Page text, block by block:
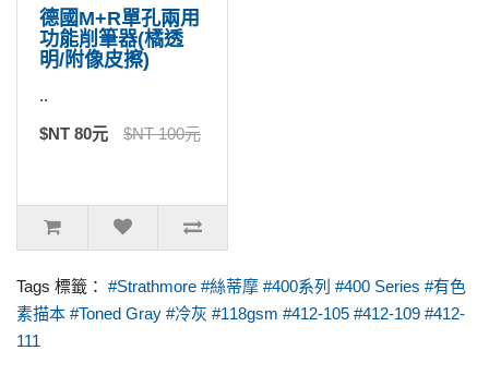
德國M+R單孔兩用
功能削筆器(橘透
明/附像皮擦)
..
$NT 80元 $NT 100元
Tags 標籤： #Strathmore #絲蒂摩 #400系列 #400 Series #有色
素描本 #Toned Gray #冷灰 #118gsm #412-105 #412-109 #412-
111